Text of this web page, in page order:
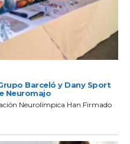
Barceló y Dany Sport
Neuromajo
Neurolímpica Han Firmado